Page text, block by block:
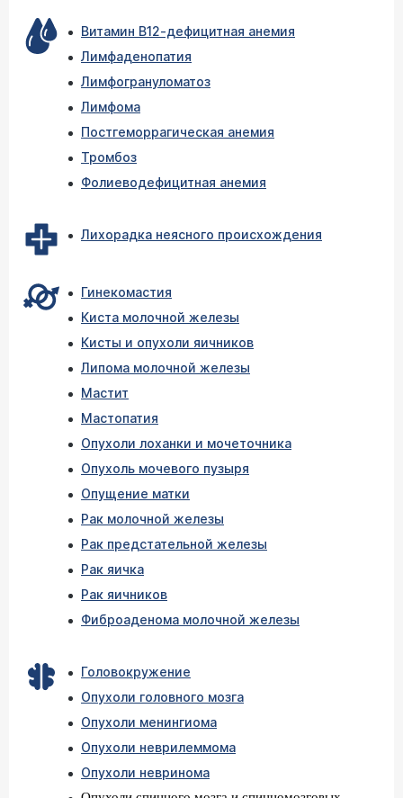
Витамин В12-дефицитная анемия
Лимфаденопатия
Лимфогрануломатоз
Лимфома
Постгеморрагическая анемия
Тромбоз
Фолиеводефицитная анемия
Лихорадка неясного происхождения
Гинекомастия
Киста молочной железы
Кисты и опухоли яичников
Липома молочной железы
Мастит
Мастопатия
Опухоли лоханки и мочеточника
Опухоль мочевого пузыря
Опущение матки
Рак молочной железы
Рак предстательной железы
Рак яичка
Рак яичников
Фиброаденома молочной железы
Головокружение
Опухоли головного мозга
Опухоли менингиома
Опухоли неврилеммома
Опухоли невринома